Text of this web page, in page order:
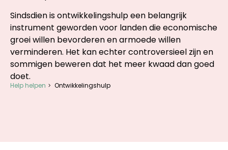
Sindsdien is ontwikkelingshulp een belangrijk
instrument geworden voor landen die economische
groei willen bevorderen en armoede willen
verminderen. Het kan echter controversieel zijn en
sommigen beweren dat het meer kwaad dan goed
doet.
Help helpen Ontwikkelingshulp